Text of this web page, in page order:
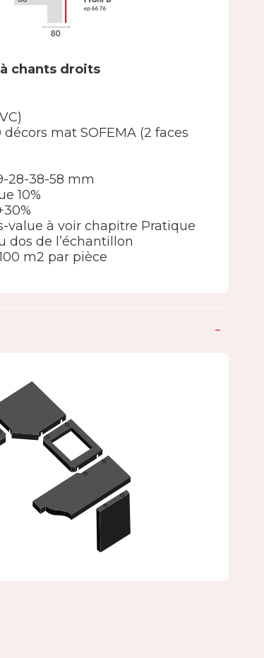
chants droits
mat SOFEMA (2 faces
28-38-58 mm
10%
value à voir chapitre Pratique
dos de l’échantillon
m2 par pièce